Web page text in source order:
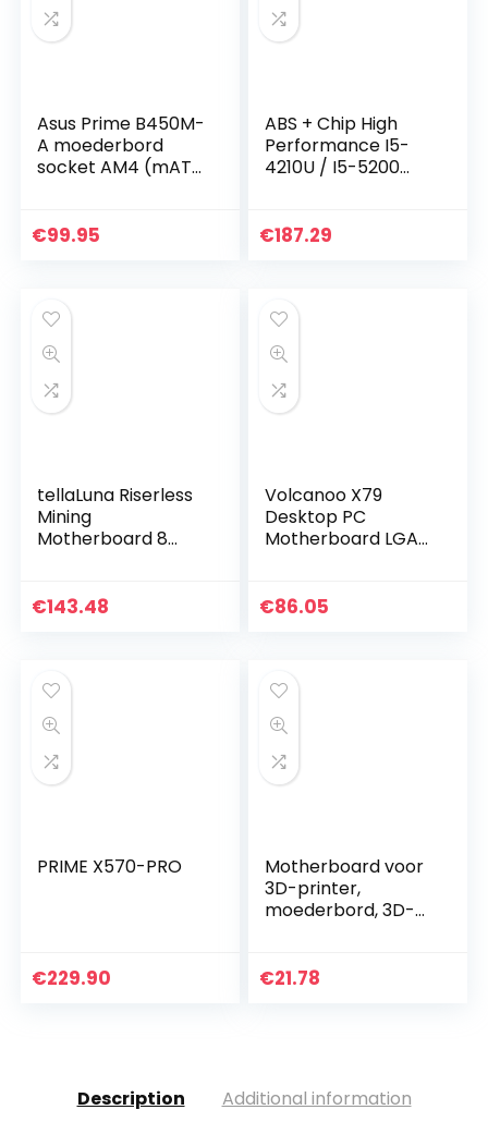
Asus Prime B450M-
A moederbord
socket AM4 (mATX,
M.2, USB 3.1 Gen 2)
€99.95
ABS + Chip High
Performance I5-
4210U / I5-5200
Mainboard, High
€187.29
tellaLuna Riserless
Mining
Motherboard 8
Support
€143.48
Volcanoo X79
Desktop PC
Motherboard LGA
to 64GB Memory
€86.05
PRIME X570-PRO
€229.90
Motherboard voor
3D-printer,
moederbord, 3D-
printer
€21.78
Description Additional information